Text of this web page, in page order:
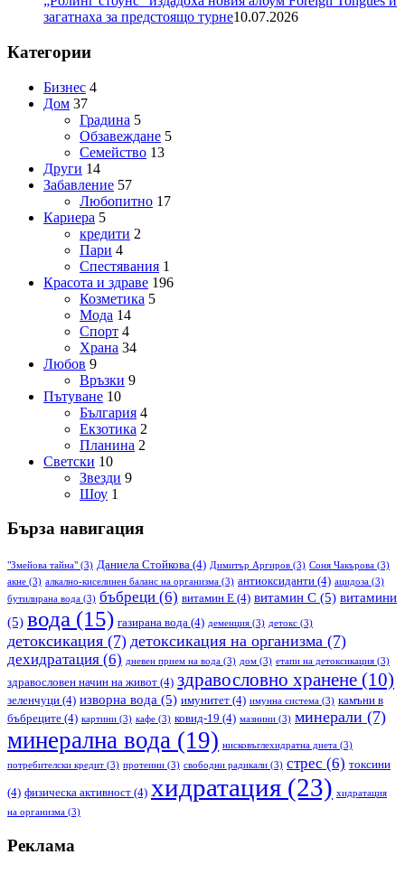
загатнаха за предстоящо турне10.07.2026
Категории
Бизнес 4
Дом 37
Градина 5
Обзавеждане 5
Семейство 13
Други 14
Забавление 57
Любопитно 17
Кариера 5
кредити 2
Пари 4
Спестявания 1
Красота и здраве 196
Козметика 5
Мода 14
Спорт 4
Храна 34
Любов 9
Връзки 9
Пътуване 10
България 4
Екзотика 2
Планина 2
Светски 10
Звезди 9
Шоу 1
Бърза навигация
"Змейова тайна" (3) Даниела Стойкова (4) Димитър Аргиров (3) Соня Чакърова (3)
акне (3) алкално-киселинен баланс на организма (3) антиоксиданти (4) ацидоза (3)
бутилирана вода (3) бъбреци (6) витамин Е (4) витамин С (5) витамини
(5) вода (15) газирана вода (4) деменция (3) детокс (3)
детоксикация (7) детоксикация на организма (7)
дехидратация (6) дневен прием на вода (3) дом (3) етапи на детоксикация (3)
здравословен начин на живот (4) здравословно хранене (10)
зеленчуци (4) изворна вода (5) имунитет (4) имунна система (3) камъни в
бъбреците (4) картини (3) кафе (3) ковид-19 (4) мазнини (3) минерали (7)
минерална вода (19) нисковъглехидратна диета (3)
потребителски кредит (3) протеини (3) свободни радикали (3) стрес (6) токсини
(4) физическа активност (4) хидратация (23) хидратация
на организма (3)
Реклама